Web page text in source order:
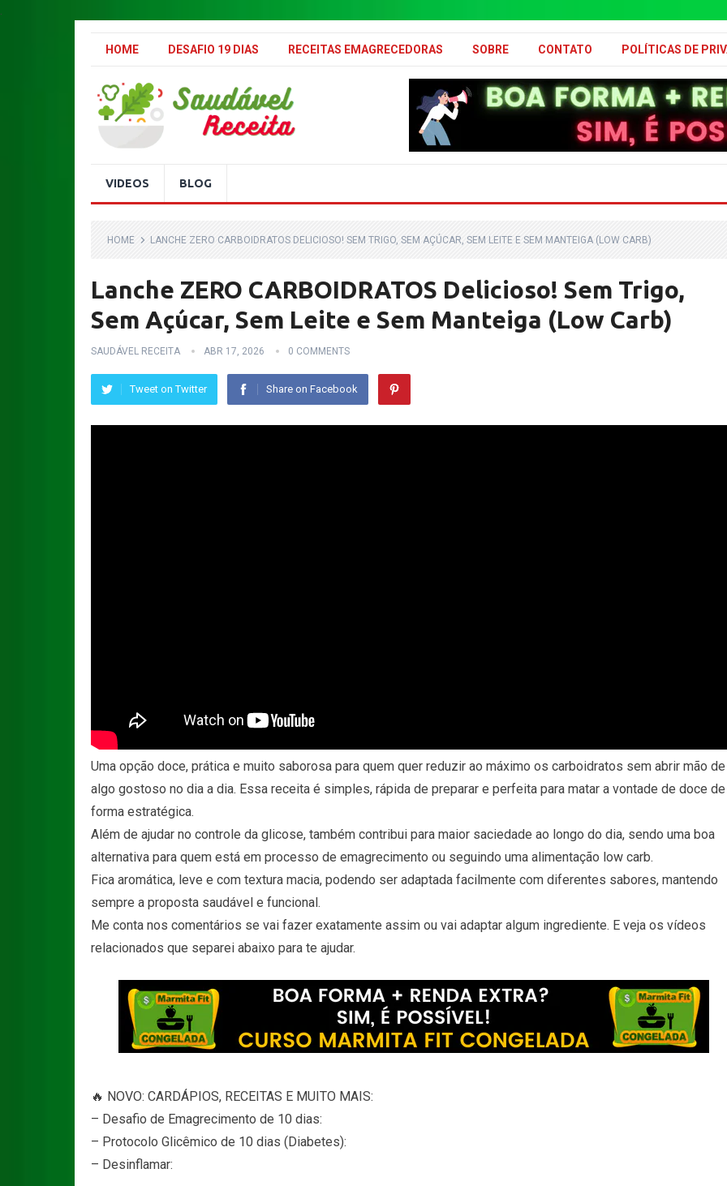
.
HOME DESAFIO 19 DIAS RECEITAS EMAGRECEDORAS SOBRE CONTATO POLÍTICAS DE
VIDEOS BLOG
HOME LANCHE ZERO CARBOIDRATOS DELICIOSO! SEM TRIGO, SEM AÇÚCAR, SEM LEITE E SEM MANTEIGA (LOW CARB)
Lanche ZERO CARBOIDRATOS Delicioso! Sem Trigo,
Sem Açúcar, Sem Leite e Sem Manteiga (Low Carb)
SAUDÁVEL RECEITA ABR 17, 2026 0 COMMENTS
Tweet on Twitter Share on Facebook
Uma opção doce, prática e muito saborosa para quem quer reduzir ao máximo os carboidratos sem abrir mão de
algo gostoso no dia a dia. Essa receita é simples, rápida de preparar e perfeita para matar a vontade de doce de
forma estratégica.
Além de ajudar no controle da glicose, também contribui para maior saciedade ao longo do dia, sendo uma boa
alternativa para quem está em processo de emagrecimento ou seguindo uma alimentação low carb.
Fica aromática, leve e com textura macia, podendo ser adaptada facilmente com diferentes sabores, mantendo
sempre a proposta saudável e funcional.
Me conta nos comentários se vai fazer exatamente assim ou vai adaptar algum ingrediente. E veja os vídeos
relacionados que separei abaixo para te ajudar.
🔥 NOVO: CARDÁPIOS, RECEITAS E MUITO MAIS:
– Desafio de Emagrecimento de 10 dias:
– Protocolo Glicêmico de 10 dias (Diabetes):
– Desinflamar: